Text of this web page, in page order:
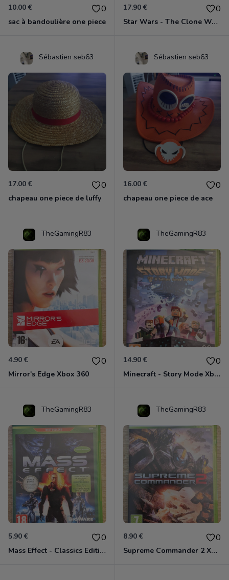
10.00 € 0
sac à bandoulière one piece
17.90 € 0
Star Wars - The Clone Wars - Les Héros De La République Xbox 360
Sébastien seb63
17.00 € 0
chapeau one piece de luffy
Sébastien seb63
16.00 € 0
chapeau one piece de ace
TheGamingR83
4.90 € 0
Mirror's Edge Xbox 360
TheGamingR83
14.90 € 0
Minecraft - Story Mode Xbox 360
TheGamingR83
5.90 € 0
Mass Effect - Classics Edition Xbox 360
TheGamingR83
8.90 € 0
Supreme Commander 2 Xbox 360